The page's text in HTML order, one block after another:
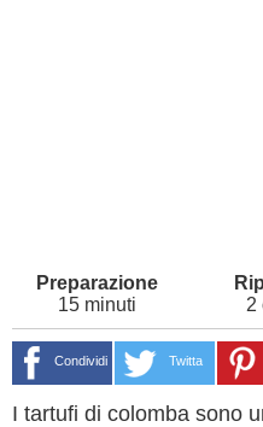
15 minuti 2
Condividi Twitta
I tartufi di colomba sono